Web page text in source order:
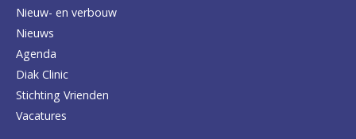
g
n
a
a
Nieuw- en verbouw
Nieuws
Agenda
Diak Clinic
Stichting Vrienden
Vacatures